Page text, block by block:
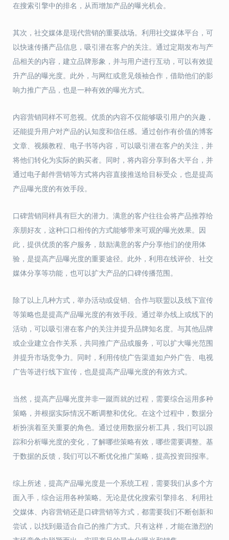
在搜索引擎中的排名，从而增加产品的曝光机会。
其次，社交媒体是现代营销的重要战场。利用社交媒体平台，可
以快速传播产品信息，吸引潜在客户的关注。通过定期发布与产
品相关的内容，建立品牌形象，并与用户进行互动，可以有效提
升产品的曝光度。此外，与网红或意见领袖合作，借助他们的影
响力推广产品，也是一种有效的曝光方式。
内容营销同样不可忽视。优质的内容不仅能够吸引用户的兴趣，
还能提升用户对产品的认知度和信任感。通过创作有价值的博客
文章、视频教程、电子书等内容，可以吸引潜在客户的关注，并
将他们转化为实际的购买者。同时，将内容分享到各大平台，并
通过电子邮件营销等方式将内容直接推送给目标受众，也是提高
产品曝光度的有效手段。
口碑营销同样具有巨大的潜力。满意的客户往往会将产品推荐给
亲朋好友，这种口口相传的方式能够带来可观的曝光效果。因
此，提供优质的客户服务，鼓励满意的客户分享他们的使用体
验，是提高产品曝光度的重要途径。此外，利用在线评价、社交
媒体分享等功能，也可以扩大产品的口碑传播范围。
除了以上几种方式，举办活动或促销、合作与联盟以及线下宣传
等策略也是提高产品曝光度的有效手段。通过举办线上或线下的
活动，可以吸引潜在客户的关注并提升品牌知名度。与其他品牌
或企业建立合作关系，共同推广产品或服务，可以扩大曝光范围
并提升市场竞争力。同时，利用传统广告渠道如户外广告、电视
广告等进行线下宣传，也是提高产品曝光度的有效方式。
当然，提高产品曝光度并非一蹴而就的过程，需要综合运用多种
策略，并根据实际情况不断调整和优化。在这个过程中，数据分
析扮演着至关重要的角色。通过使用数据分析工具，我们可以跟
踪和分析曝光度的变化，了解哪些策略有效，哪些需要调整。基
于数据的反馈，我们可以不断优化推广策略，提高投资回报率。
综上所述，提高产品曝光度是一个系统工程，需要我们从多个方
面入手，综合运用各种策略。无论是优化搜索引擎排名、利用社
交媒体、内容营销还是口碑营销等方式，都需要我们不断创新和
尝试，以找到最适合自己的推广方式。只有这样，才能在激烈的